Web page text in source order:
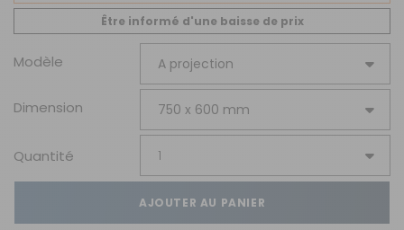
Être informé d'une baisse de prix
Modèle
Dimension
Quantité
AJOUTER AU PANIER